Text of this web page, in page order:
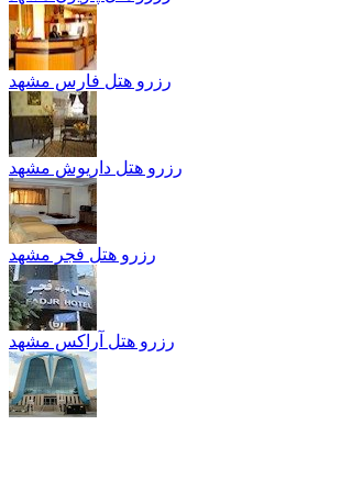
رزرو هتل فارس مشهد
رزرو هتل داریوش مشهد
رزرو هتل فجر مشهد
رزرو هتل آراکس مشهد